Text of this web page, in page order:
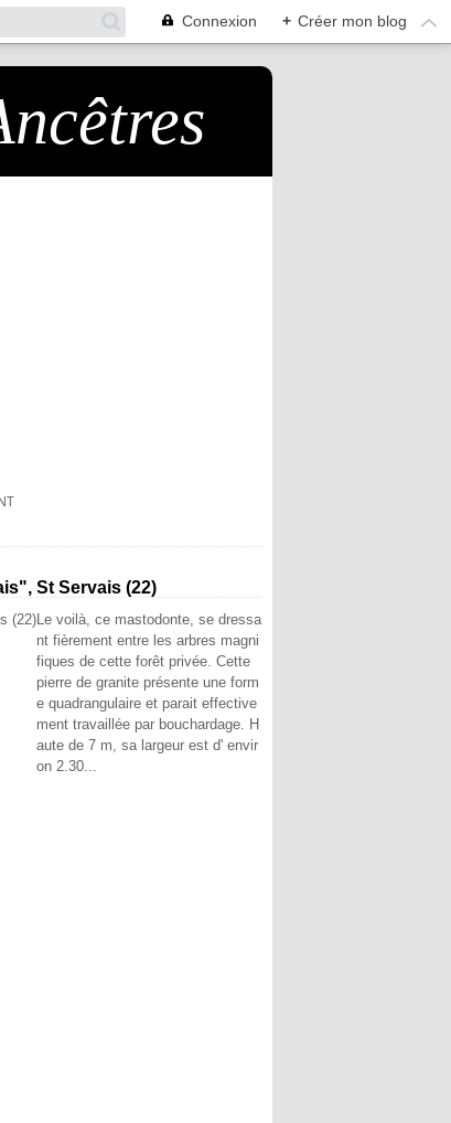
Connexion + Créer mon blog
St Servais (22)
Le voilà, ce mastodonte, se dressa
nt fièrement entre les arbres magni
fiques de cette forêt privée. Cette
pierre de granite présente une form
e quadrangulaire et parait effective
ment travaillée par bouchardage. H
aute de 7 m, sa largeur est d' envir
on 2.30...